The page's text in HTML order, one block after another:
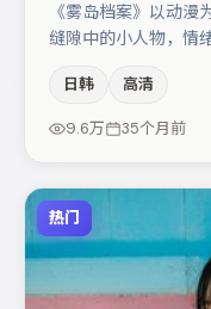
《雾岛档案》以动
缝隙中的小人物，情
和伟的对手戏构成全
动谜题层层揭开。整
日韩 高清
9.6万 35个月前
热门